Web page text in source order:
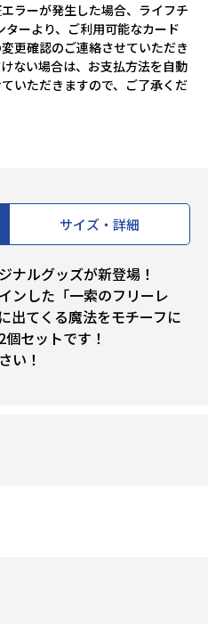
ラーが発生した場合、ライフチ
ターより、ご利用可能なカード
更確認のご連絡させていただき
ない場合は、お支払方法を自動
いただきますので、ご了承くだ
サイズ・詳細
ナルグッズが新登場！
ンした「一索のフリーレ
出てくる魔法をモチーフに
セットです！
い！